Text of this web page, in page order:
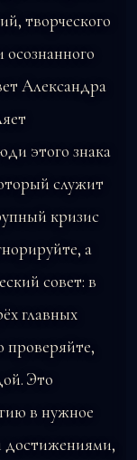
творческого
Александра
этого знака
служит
кризис
а
совет: в
главных
проверяйте,
Это
в нужное
достижениями,